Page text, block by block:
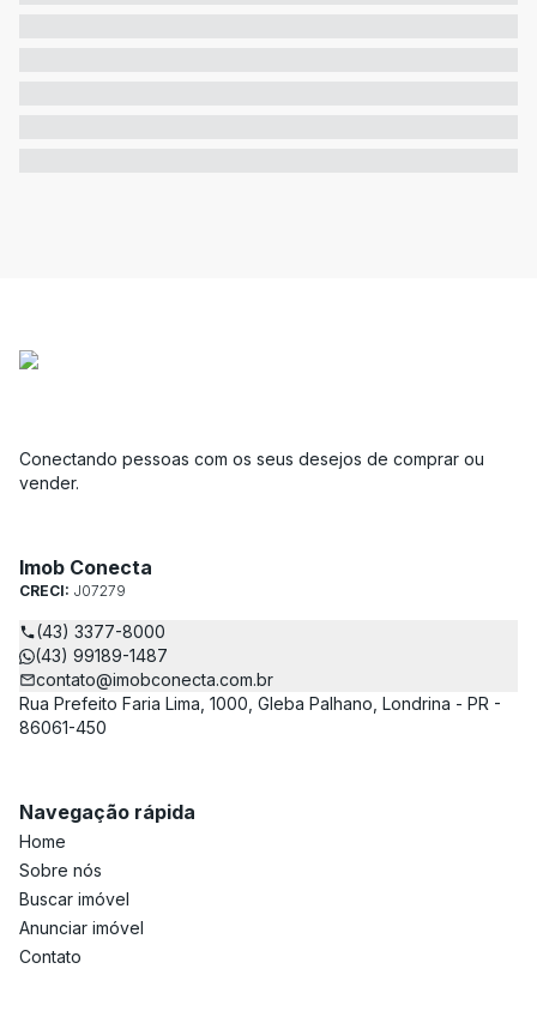
Conectando pessoas com os seus desejos de comprar ou
vender.
Imob Conecta
CRECI: J07279
(43) 3377-8000
(43) 99189-1487
contato@imobconecta.com.br
Rua Prefeito Faria Lima, 1000, Gleba Palhano, Londrina - PR -
86061-450
Navegação rápida
Home
Sobre nós
Buscar imóvel
Anunciar imóvel
Contato